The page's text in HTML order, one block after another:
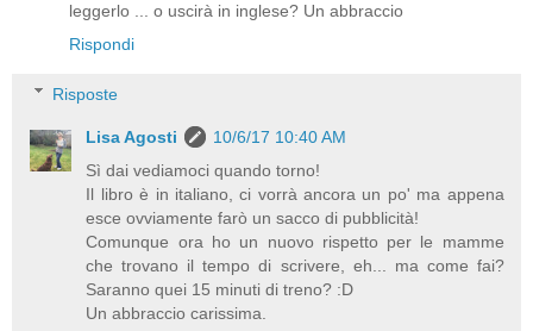
leggerlo ... o uscirà in inglese? Un abbraccio
Rispondi
Risposte
Lisa Agosti
10/6/17 10:40 AM
Sì dai vediamoci quando torno!
Il libro è in italiano, ci vorrà ancora un po' ma appena
esce ovviamente farò un sacco di pubblicità!
Comunque ora ho un nuovo rispetto per le mamme
che trovano il tempo di scrivere, eh... ma come fai?
Saranno quei 15 minuti di treno? :D
Un abbraccio carissima.